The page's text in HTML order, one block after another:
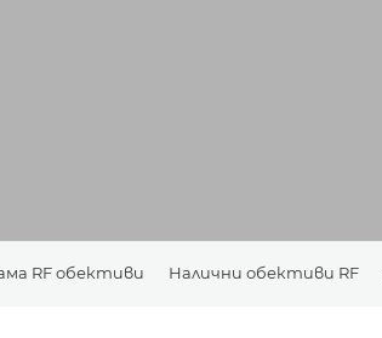
RF обективи Налични обективи RF